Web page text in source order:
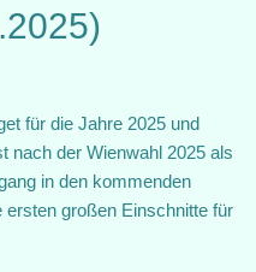
für die Jahre 2025 und
nach der Wienwahl 2025 als
in den kommenden
großen Einschnitte für